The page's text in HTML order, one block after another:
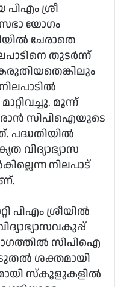
പിഎം ശ്രീ
യോഗം
ചേരാതെ
തുടർന്ന്
മൂന്ന്
സിപിഐയുടെ
പദ്ധതിയിൽ
വിദ്യാഭ്യാസ
നിലപാട്
പിഎം ശ്രീയിൽ
സിപിഐ
ശക്തമായി
സ്കൂളുകളിൽ